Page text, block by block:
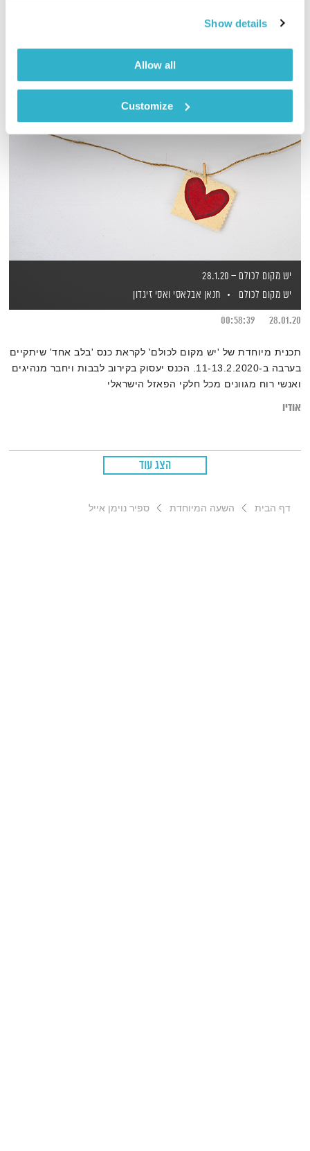
Show details
Allow all
Customize
יש מקום לכולם – 28.1.20
יש מקום לכולם
חנאן אבלאסי ואסי זיגדון
28.01.20
00:58:39
תכנית מיוחדת של 'יש מקום לכולם' לקראת כנס 'בלב אחד' שיתקיים
בערבה ב-11-13.2.2020. הכנס יעסוק בקירוב לבבות ויחבר מנהיגים
ואנשי רוח מגוונים מכל חלקי הפאזל הישראלי
אודיו
הצג עוד
דף הבית השעה המיוחדת ספיר נוימן אייל